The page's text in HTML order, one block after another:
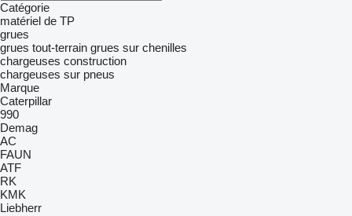
Catégorie
matériel de TP
grues
grues tout-terrain grues sur chenilles
chargeuses construction
chargeuses sur pneus
Marque
Caterpillar
990
Demag
AC
FAUN
ATF
RK
KMK
Liebherr